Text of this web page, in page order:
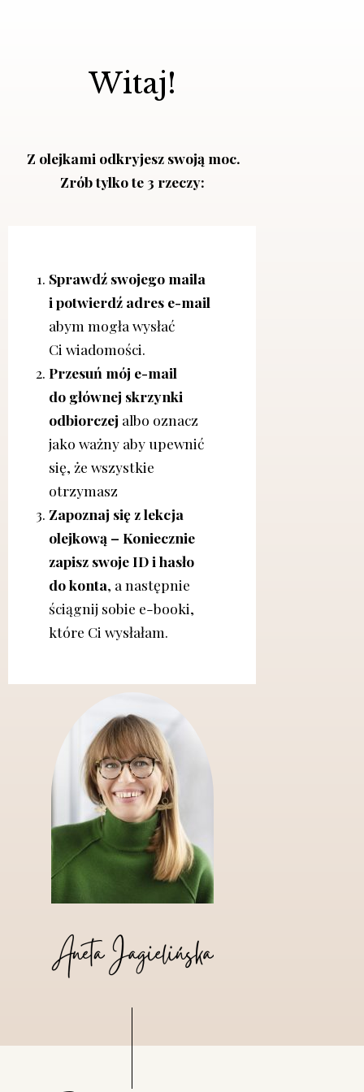
Witaj!
Z olejkami odkryjesz swoją moc.
Zrób tylko te 3 rzeczy:
Sprawdź swojego maila
i potwierdź adres e-mail
abym mogła wysłać
Ci wiadomości.
Przesuń mój e-mail
do głównej skrzynki
odbiorczej albo oznacz
jako ważny aby upewnić
się, że wszystkie
otrzymasz
Zapoznaj się z lekcja
olejkową – Koniecznie
zapisz swoje ID i hasło
do konta, a następnie
ściągnij sobie e-booki,
które Ci wysłałam.